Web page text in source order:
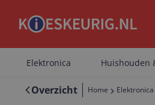
Elektronica Huishouden
Overzicht Home Elektronica